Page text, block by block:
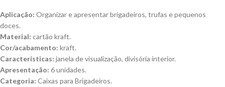
Aplicação: Organizar e apresentar brigadeiros, trufas e pequenos
doces.
Material: cartão kraft.
Cor/acabamento: kraft.
Características: janela de visualização, divisória interior.
Apresentação: 6 unidades.
Categoria: Caixas para Brigadeiros.